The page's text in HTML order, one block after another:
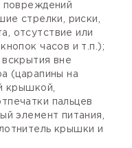
повреждений
стрелки, риски,
отсутствие или
часов и т.п.);
вне
(царапины на
крышкой,
пальцев
элемент питания,
крышки и